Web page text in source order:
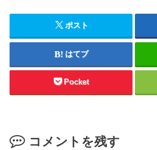
ポスト
はてブ
Pocket
コメントを残す